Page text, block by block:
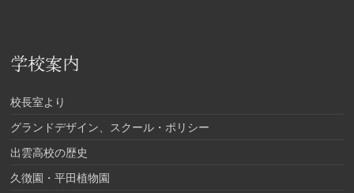
学校案内
校長室より
グランドデザイン、スクール・ポリシー
出雲高校の歴史
久徴園・平田植物園